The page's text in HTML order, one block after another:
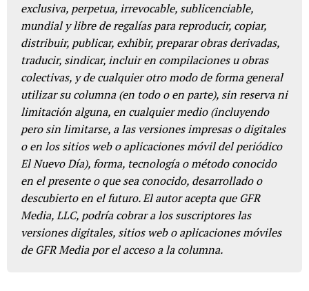
exclusiva, perpetua, irrevocable, sublicenciable,
mundial y libre de regalías para reproducir, copiar,
distribuir, publicar, exhibir, preparar obras derivadas,
traducir, sindicar, incluir en compilaciones u obras
colectivas, y de cualquier otro modo de forma general
utilizar su columna (en todo o en parte), sin reserva ni
limitación alguna, en cualquier medio (incluyendo
pero sin limitarse, a las versiones impresas o digitales
o en los sitios web o aplicaciones móvil del periódico
El Nuevo Día), forma, tecnología o método conocido
en el presente o que sea conocido, desarrollado o
descubierto en el futuro. El autor acepta que GFR
Media, LLC, podría cobrar a los suscriptores las
versiones digitales, sitios web o aplicaciones móviles
de GFR Media por el acceso a la columna.